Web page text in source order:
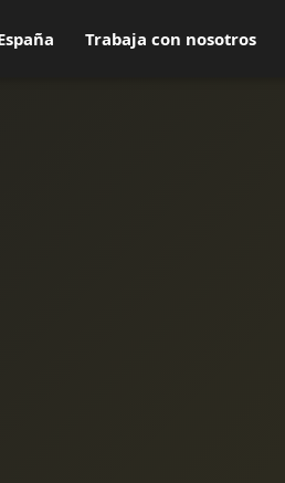
Trabaja con nosotros